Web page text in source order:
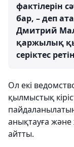
фактілерін
бар, – деп
Дмитрий
қаржылық
серіктес
Ол екі
қылмыстық
анықтауға және
айтты.